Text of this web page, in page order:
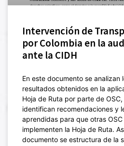
Intervención de
por Colombia en la
ante la CIDH
En este documento se analizan
resultados obtenidos en la
Hoja de Ruta por parte de
identifican recomendaciones y
aprendidas para que otras OSC
implementen la Hoja de Ruta.
documento se estructura de la